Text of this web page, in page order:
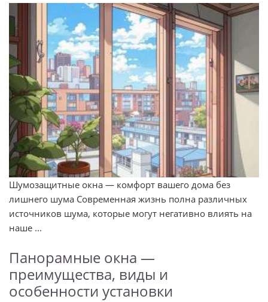
Шумозащитные окна — комфорт вашего дома без
лишнего шума Современная жизнь полна различных
источников шума, которые могут негативно влиять на
наше ...
Панорамные окна —
преимущества, виды и
особенности установки